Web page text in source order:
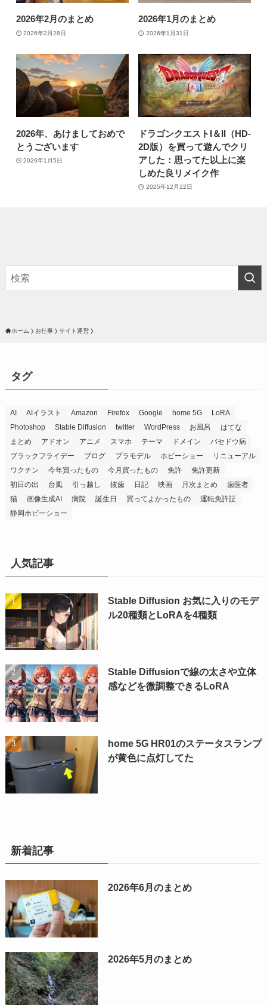
2026年2月のまとめ
2026年2月28日
2026年1月のまとめ
2026年1月31日
2026年、あけましておめで
とうございます
2026年1月5日
ドラゴンクエストI＆II（HD-
2D版）を買って遊んでクリ
アした：思ってた以上に楽
しめた良リメイク作
2025年12月22日
ホーム お仕事 サイト運営
タグ
AI AIイラスト Amazon Firefox Google home 5G
LoRA
Photoshop
Stable Diffusion twitter WordPress お風呂
はてな
まとめ
アドオン アニメ スマホ テーマ ドメイン
バセドウ病
ブラックフライデー
ブログ プラモデル ホビーショー
リニューアル
ワクチン
今年買ったもの 今月買ったもの 免許
免許更新
初日の出
台風 引っ越し 抜歯 日記 映画 月次まとめ
歯医者
猫
画像生成AI 病院 誕生日 買ってよかったもの
運転免許証
静岡ホビーショー
人気記事
Stable Diffusion お気に入りのモデ
ル20種類とLoRAを4種類
Stable Diffusionで線の太さや立体
感などを微調整できるLoRA
home 5G HR01のステータスランプ
が黄色に点灯してた
新着記事
2026年6月のまとめ
2026年5月のまとめ